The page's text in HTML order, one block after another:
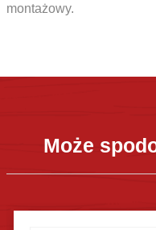
montażowy.
Może